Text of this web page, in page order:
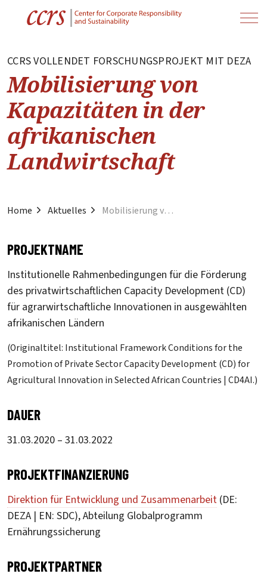
CCRS VOLLENDET FORSCHUNGSPROJEKT MIT DEZA
Mobilisierung von
Kapazitäten in der
afrikanischen
Landwirtschaft
Home Aktuelles Mobilisierung von Kapazitäten in der Afrikanischen Landwirtschaft
PROJEKTNAME
Institutionelle Rahmenbedingungen für die Förderung
des privatwirtschaftlichen Capacity Development (CD)
für agrarwirtschaftliche Innovationen in ausgewählten
afrikanischen Ländern
(Originaltitel: Institutional Framework Conditions for the
Promotion of Private Sector Capacity Development (CD) for
Agricultural Innovation in Selected African Countries | CD4AI.)
DAUER
31.03.2020 – 31.03.2022
PROJEKTFINANZIERUNG
Direktion für Entwicklung und Zusammenarbeit (DE:
DEZA | EN: SDC), Abteilung Globalprogramm
Ernährungssicherung
PROJEKTPARTNER